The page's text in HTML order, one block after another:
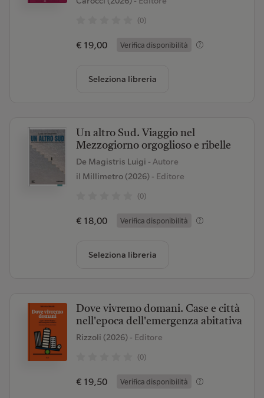
(0)
€ 19,00 Verifica disponibilità
Seleziona libreria
Un altro Sud. Viaggio nel
Mezzogiorno orgoglioso e ribelle
De Magistris Luigi - Autore
il Millimetro (2026)- Editore
(0)
€ 18,00 Verifica disponibilità
Seleziona libreria
Dove vivremo domani. Case e città
nell'epoca dell'emergenza abitativa
Rizzoli (2026)- Editore
(0)
€ 19,50 Verifica disponibilità